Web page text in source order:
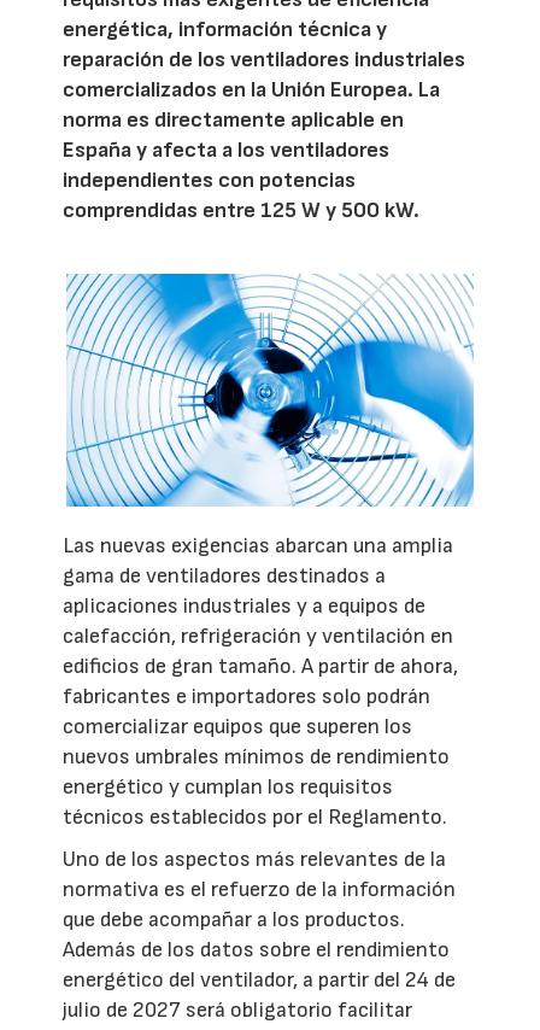
energética, información técnica y
reparación de los ventiladores industriales
comercializados en la Unión Europea. La
norma es directamente aplicable en
España y afecta a los ventiladores
independientes con potencias
comprendidas entre 125 W y 500 kW.
Las nuevas exigencias abarcan una amplia
gama de ventiladores destinados a
aplicaciones industriales y a equipos de
calefacción, refrigeración y ventilación en
edificios de gran tamaño. A partir de ahora,
fabricantes e importadores solo podrán
comercializar equipos que superen los
nuevos umbrales mínimos de rendimiento
energético y cumplan los requisitos
técnicos establecidos por el Reglamento.
Uno de los aspectos más relevantes de la
normativa es el refuerzo de la información
que debe acompañar a los productos.
Además de los datos sobre el rendimiento
energético del ventilador, a partir del 24 de
julio de 2027 será obligatorio facilitar